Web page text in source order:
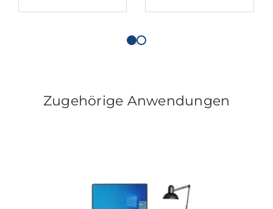
Zugehörige Anwendungen